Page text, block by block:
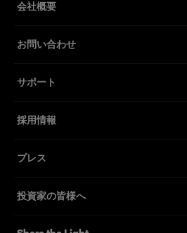
会社概要
お問い合わせ
サポート
採用情報
プレス
投資家の皆様へ